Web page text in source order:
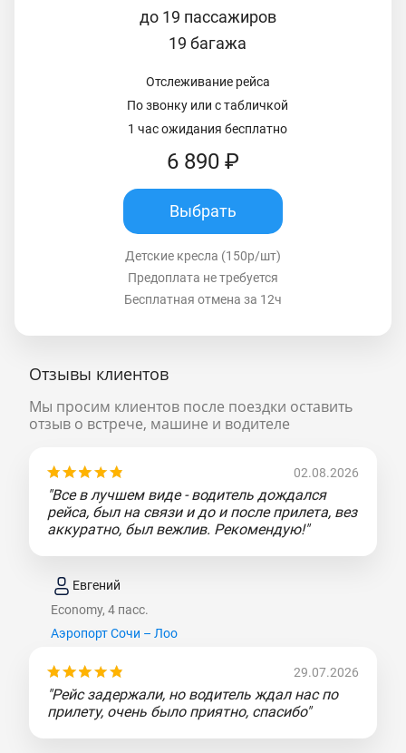
до 19 пассажиров
19 багажа
Отслеживание рейса
По звонку или с табличкой
1 час ожидания бесплатно
6 890 ₽
Выбрать
Детские кресла (150р/шт)
Предоплата не требуется
Бесплатная отмена за 12ч
Отзывы клиентов
Мы просим клиентов после поездки оставить
отзыв о встрече, машине и водителе
02.08.2026
"Все в лучшем виде - водитель дождался
рейса, был на связи и до и после прилета, вез
аккуратно, был вежлив. Рекомендую!"
Евгений
Economy, 4 пасс.
Аэропорт Сочи – Лоо
29.07.2026
"Рейс задержали, но водитель ждал нас по
прилету, очень было приятно, спасибо"